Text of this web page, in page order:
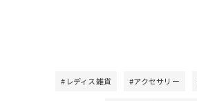
#レディス雑貨 #アクセサリー